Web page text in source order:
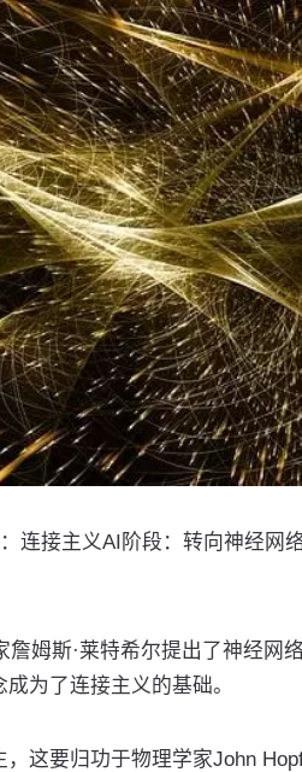
连接主义AI阶段：转向神经
詹姆斯·莱特希尔提出了神经
为了连接主义的基础。
这要归功于物理学家John